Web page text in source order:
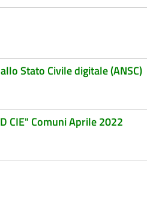
Stato Civile digitale (ANSC)
CIE" Comuni Aprile 2022